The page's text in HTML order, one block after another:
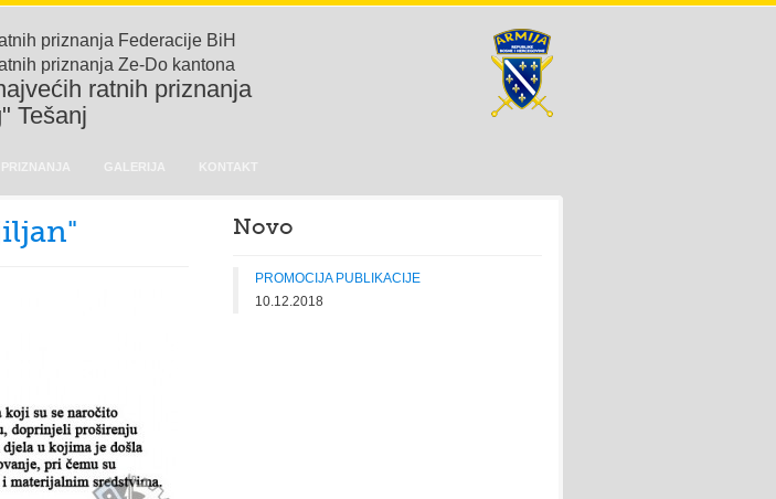
priznanja Federacije BiH
priznanja Ze-Do kantona
ratnih priznanja
Tešanj
GALERIJA KONTAKT
Novo
PROMOCIJA PUBLIKACIJE
10.12.2018